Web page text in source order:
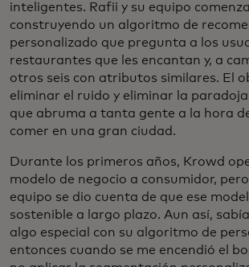
inteligentes. Rafii y su equipo
construyendo un algoritmo de
personalizado que pregunta a los
restaurantes que les encantan y, a
otros seis con atributos similares. El
eliminar el ruido y eliminar la paradoja
que abruma a tanta gente a la hora
comer en una gran ciudad.
Durante los primeros años, Krowd
modelo de negocio a consumidor, pero
equipo se dio cuenta de que ese
sostenible a largo plazo. Aun así,
algo especial con su algoritmo de
entonces cuando se me encendió el